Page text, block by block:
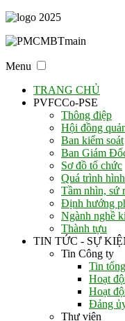
Menu
TRANG CHỦ
PVFCCo-PSE
Thông điệp
Hội đồng
Ban kiểm soát
Ban Giám
Sơ đồ tổ chức
Quá trình
Tầm nhìn, sứ
Định hướng
Ngành nghề
Thành tựu
TIN TỨC - SỰ
Tin Công ty
Tin
Hoạt
Hoạt
Đảng
Thư viện